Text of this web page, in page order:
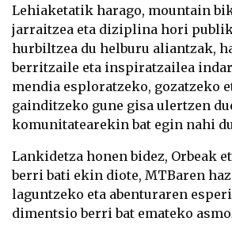
Lehiaketatik harago, mountain
jarraitzea eta diziplina hori
hurbiltzea du helburu aliantzak,
berritzaile eta inspiratzailea
mendia esploratzeko, gozatzeko
gainditzeko gune gisa ulertzen
komunitatearekin bat egin nahi
Lankidetza honen bidez, Orbeak
berri bati ekin diote, MTBaren
laguntzeko eta abenturaren
dimentsio berri bat emateko